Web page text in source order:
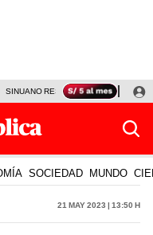
SINUANO RESULTADOS HOY
SOCIEDAD MUNDO
21 May 2023 | 13:50 h